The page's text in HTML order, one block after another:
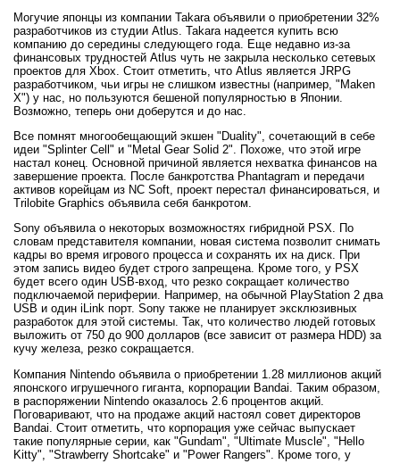
Могучие японцы из компании Takara объявили о приобретении 32%
разработчиков из студии Atlus. Takara надеется купить всю
компанию до середины следующего года. Еще недавно из-за
финансовых трудностей Atlus чуть не закрыла несколько сетевых
проектов для Xbox. Стоит отметить, что Atlus является JRPG
разработчиком, чьи игры не слишком известны (например, "Maken
X") у нас, но пользуются бешеной популярностью в Японии.
Возможно, теперь они доберутся и до нас.
Все помнят многообещающий экшен "Duality", сочетающий в себе
идеи "Splinter Cell" и "Metal Gear Solid 2". Похоже, что этой игре
настал конец. Основной причиной является нехватка финансов на
завершение проекта. После банкротства Phantagram и передачи
активов корейцам из NC Soft, проект перестал финансироваться, и
Trilobite Graphics объявила себя банкротом.
Sony объявила о некоторых возможностях гибридной PSX. По
словам представителя компании, новая система позволит снимать
кадры во время игрового процесса и сохранять их на диск. При
этом запись видео будет строго запрещена. Кроме того, у PSX
будет всего один USB-вход, что резко сокращает количество
подключаемой периферии. Например, на обычной PlayStation 2 два
USB и один iLink порт. Sony также не планирует эксклюзивных
разработок для этой системы. Так, что количество людей готовых
выложить от 750 до 900 долларов (все зависит от размера HDD) за
кучу железа, резко сокращается.
Компания Nintendo объявила о приобретении 1.28 миллионов акций
японского игрушечного гиганта, корпорации Bandai. Таким образом,
в распоряжении Nintendo оказалось 2.6 процентов акций.
Поговаривают, что на продаже акций настоял совет директоров
Bandai. Стоит отметить, что корпорация уже сейчас выпускает
такие популярные серии, как "Gundam", "Ultimate Muscle", "Hello
Kitty", "Strawberry Shortcake" и "Power Rangers". Кроме того, у